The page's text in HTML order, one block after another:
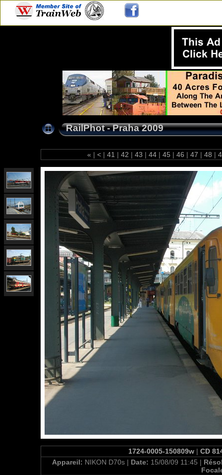
RailPhot - Praha 2009
« | < | 41 | 42 | 43 | 44 | 45 | 46 | 47 | 48 |
1724-0005-150809w| CD
Appareil: NIKON D70s | Date: 15/08/09 11:45 |